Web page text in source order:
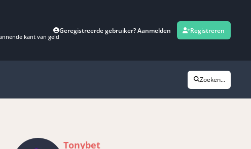
kant van geld
Geregistreerde gebruiker? Aanmelden Registreren
Zoeken...
Tonybet